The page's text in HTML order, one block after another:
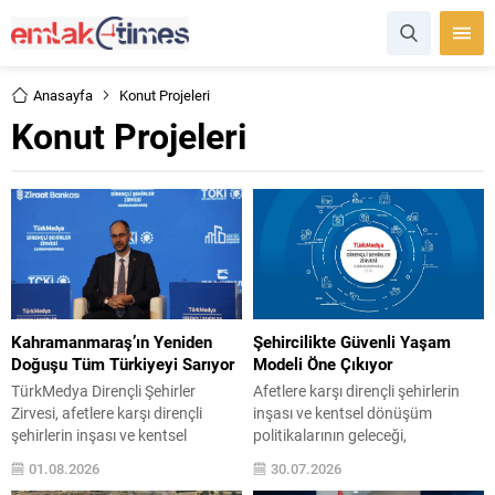
Anasayfa Konut Projeleri
Konut Projeleri
Kahramanmaraş’ın Yeniden
Doğuşu Tüm Türkiyeyi Sarıyor
TürkMedya Dirençli Şehirler
Zirvesi, afetlere karşı dirençli
şehirlerin inşası ve kentsel
geleceğinin ele alındığı bir
01.08.2026
Şehircilikte Güvenli Yaşam
Modeli Öne Çıkıyor
Afetlere karşı dirençli şehirlerin
inşası ve kentsel dönüşüm
politikalarının geleceği,
Zirvesi’nde ele alınacak. Zirve, 1
30.07.2026